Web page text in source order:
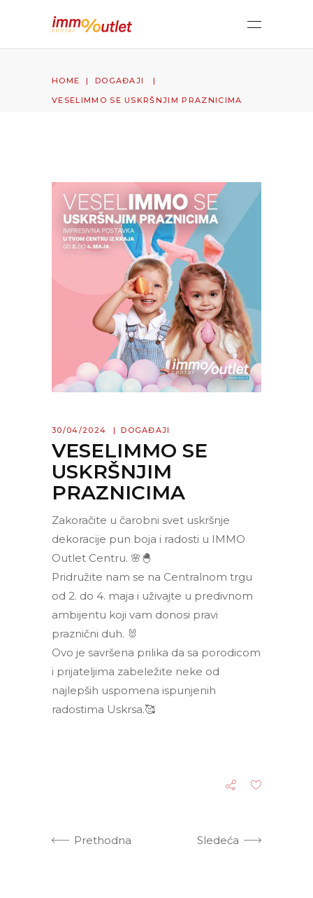
HOME | DOGAĐAJI |
VESELIMMO SE USKRŠNJIM PRAZNICIMA
30/04/2024 DOGAĐAJI
VESELIMMO SE
USKRŠNJIM
PRAZNICIMA
Zakoračite u čarobni svet uskršnje
dekoracije pun boja i radosti u IMMO
Outlet Centru. 🌸🐣
Pridružite nam se na Centralnom trgu
od 2. do 4. maja i uživajte u predivnom
ambijentu koji vam donosi pravi
praznični duh. 🐰
Ovo je savršena prilika da sa porodicom
i prijateljima zabeležite neke od
najlepših uspomena ispunjenih
radostima Uskrsa.🥰
Prethodna Sledeća